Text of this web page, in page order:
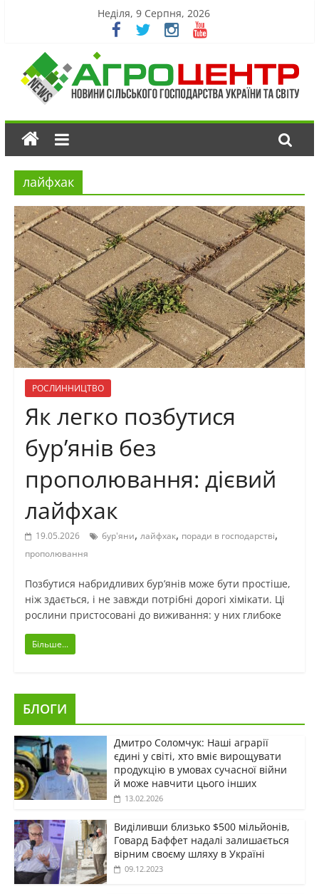
Неділя, 9 Серпня, 2026
лайфхак
РОСЛИННИЦТВО
Як легко позбутися
бур’янів без
прополювання: дієвий
лайфхак
19.05.2026 бур'яни, лайфхак, поради в господарстві,
прополювання
Позбутися набридливих бур’янів може бути простіше,
ніж здається, і не завжди потрібні дорогі хімікати. Ці
рослини пристосовані до виживання: у них глибоке
Більше...
БЛОГИ
Дмитро Соломчук: Наші аграрії
єдині у світі, хто вміє вирощувати
продукцію в умовах сучасної війни
й може навчити цього інших
13.02.2026
Виділивши близько $500 мільйонів,
Говард Баффет надалі залишається
вірним своєму шляху в Україні
09.12.2023